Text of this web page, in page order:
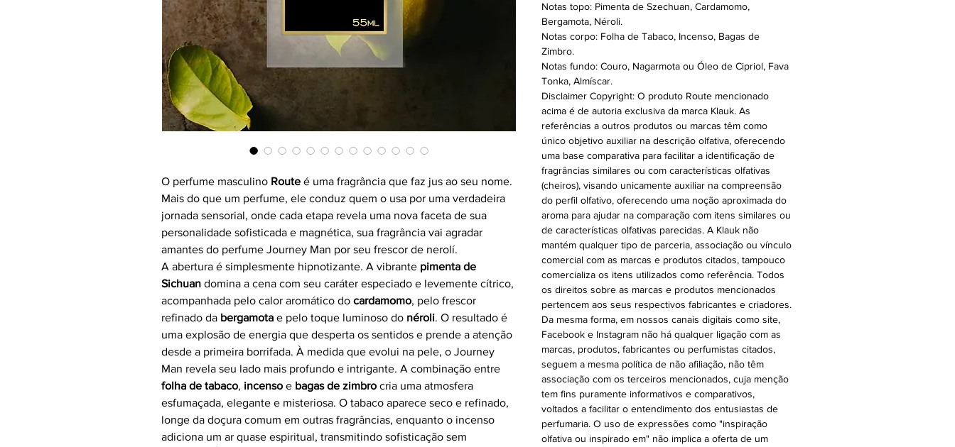
O perfume masculino Route é uma fragrância que faz jus ao seu nome.
Mais do que um perfume, ele conduz quem o usa por uma verdadeira
jornada sensorial, onde cada etapa revela uma nova faceta de sua
personalidade sofisticada e magnética, sua fragrância vai agradar
amantes do perfume Journey Man por seu frescor de nerolí.
A abertura é simplesmente hipnotizante. A vibrante pimenta de
Sichuan domina a cena com seu caráter especiado e levemente cítrico,
acompanhada pelo calor aromático do cardamomo, pelo frescor
refinado da bergamota e pelo toque luminoso do néroli. O resultado é
uma explosão de energia que desperta os sentidos e prende a atenção
desde a primeira borrifada. À medida que evolui na pele, o Journey
Man revela seu lado mais profundo e intrigante. A combinação entre
folha de tabaco, incenso e bagas de zimbro cria uma atmosfera
esfumaçada, elegante e misteriosa. O tabaco aparece seco e refinado,
longe da doçura comum em outras fragrâncias, enquanto o incenso
adiciona um ar quase espiritual, transmitindo sofisticação sem
Notas topo: Pimenta de Szechuan, Cardamomo,
Bergamota, Néroli.
Notas corpo: Folha de Tabaco, Incenso, Bagas de
Zimbro.
Notas fundo: Couro, Nagarmota ou Óleo de Cipriol, Fava
Tonka, Almíscar.
Disclaimer Copyright: O produto Route mencionado
acima é de autoria exclusiva da marca Klauk. As
referências a outros produtos ou marcas têm como
único objetivo auxiliar na descrição olfativa, oferecendo
uma base comparativa para facilitar a identificação de
fragrâncias similares ou com características olfativas
(cheiros), visando unicamente auxiliar na compreensão
do perfil olfativo, oferecendo uma noção aproximada do
aroma para ajudar na comparação com itens similares ou
de características olfativas parecidas. A Klauk não
mantém qualquer tipo de parceria, associação ou vínculo
comercial com as marcas e produtos citados, tampouco
comercializa os itens utilizados como referência. Todos
os direitos sobre as marcas e produtos mencionados
pertencem aos seus respectivos fabricantes e criadores.
Da mesma forma, em nossos canais digitais como site,
Facebook e Instagram não há qualquer ligação com as
marcas, produtos, fabricantes ou perfumistas citados,
seguem a mesma política de não afiliação, não têm
associação com os terceiros mencionados, cuja menção
tem fins puramente informativos e comparativos,
voltados a facilitar o entendimento dos entusiastas de
perfumaria. O uso de expressões como "inspiração
olfativa ou inspirado em" não implica a oferta de um